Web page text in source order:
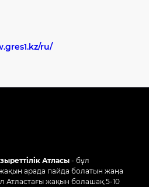
ru/
Атласы - бұл
арада пайда болатын жаңа
Атластағы жақын болашақ 5-10